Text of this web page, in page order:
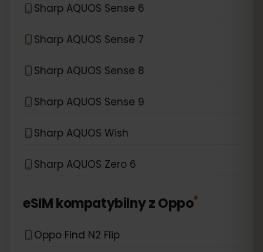
Sharp AQUOS Sense 6
Sharp AQUOS Sense 7
Sharp AQUOS Sense 8
Sharp AQUOS Sense 9
Sharp AQUOS Wish
Sharp AQUOS Zero 6
eSIM kompatybilny zOppo*
Oppo Find N2 Flip